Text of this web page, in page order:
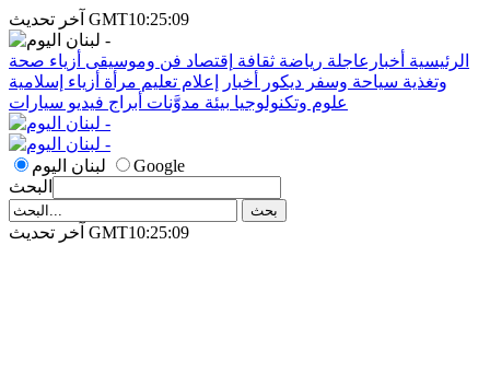
آخر تحديث GMT10:25:09
الرئيسية أخبارعاجلة رياضة ثقافة إقتصاد فن وموسيقى أزياء صحة
وتغذية سياحة وسفر ديكور أخبار إعلام تعليم مرأة أزياء إسلامية
علوم وتكنولوجيا بيئة مدوَّنات أبراج فيديو سيارات
لبنان اليوم
Google
البحث
آخر تحديث GMT10:25:09